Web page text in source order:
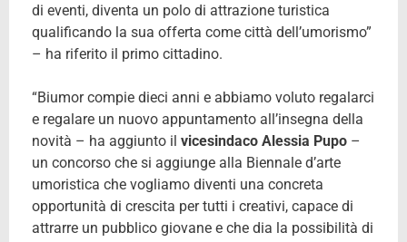
di eventi, diventa un polo di attrazione turistica
qualificando la sua offerta come città dell’umorismo”
– ha riferito il primo cittadino.
“Biumor compie dieci anni e abbiamo voluto regalarci
e regalare un nuovo appuntamento all’insegna della
novità – ha aggiunto il vicesindaco Alessia Pupo –
un concorso che si aggiunge alla Biennale d’arte
umoristica che vogliamo diventi una concreta
opportunità di crescita per tutti i creativi, capace di
attrarre un pubblico giovane e che dia la possibilità di